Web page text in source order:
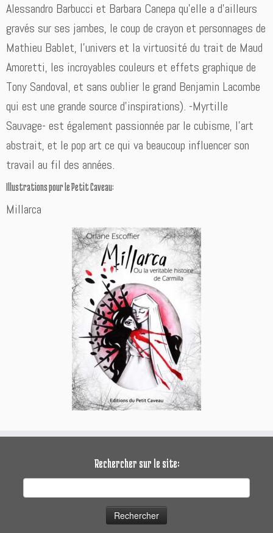
Alessandro Barbucci et Barbara Canepa qu’elle a d’ailleurs
gravés sur ses jambes, le coup de crayon et personnages de
Mathieu Bablet, l’univers et la virtuosité du trait de Maud
Amoretti, les incroyables couleurs et effets graphique de
Tony Sandoval, et sans oublier le grand Benjamin Lacombe
qui est une grande source d’inspirations). -Myrtille
Sauvage- est également passionnée par le cubisme, l’art
abstrait, et le pop art ce qui va beaucoup influencer son
travail au fil des années.
Illustrations pour le Petit Caveau:
Millarca
Rechercher sur le site: